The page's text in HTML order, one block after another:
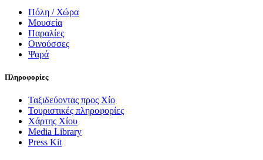
Πόλη / Χώρα
Μουσεία
Παραλίες
Οινούσσες
Ψαρά
Πληροφορίες
Ταξιδεύοντας προς Χίο
Τουριστικές πληροφορίες
Χάρτης Χίου
Media Library
Press Kit